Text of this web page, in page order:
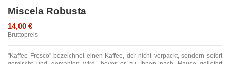
Miscela Robusta
14,00 €
Bruttopreis
"Kaffee Fresco" bezeichnet einen Kaffee, der nicht verpackt, sondern sofort